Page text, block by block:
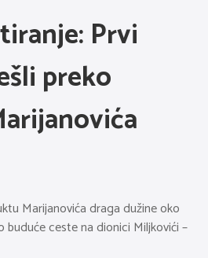
Prvi
preko
Marijanovića draga dužine oko
ceste na dionici Miljkovići –